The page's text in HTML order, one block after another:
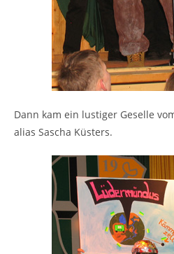
Dann kam ein lustiger Geselle
alias Sascha Küsters.